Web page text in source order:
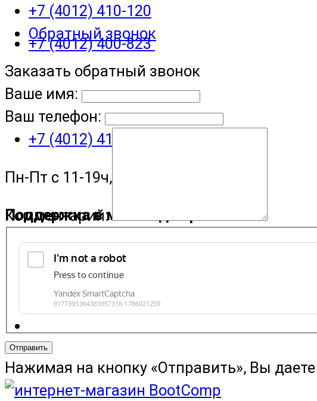
+7 (4012) 400-823
+7 (4012) 410-120
Пн-Пт с 11-19ч, Сб с 11-15ч
Поддержка в мессенджере
+7 (4012) 410-120
Обратный звонок
Заказать обратный звонок
Ваше имя:
Ваш телефон:
Комментарий:
Отправить
Нажимая на кнопку «Отправить», Вы даете